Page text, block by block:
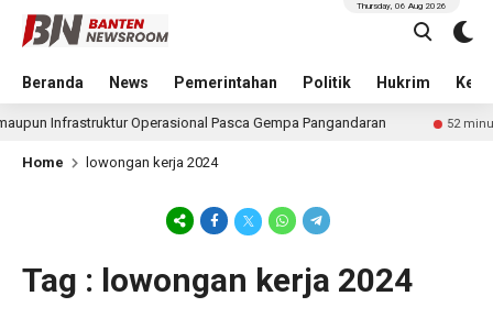
Beranda News Pemerintahan Politik Hukrim
Thursday, 06 Aug 2026
Infrastruktur Operasional Pasca Gempa Pangandaran 52
Home lowongan kerja 2024
Tag : lowongan kerja 2024